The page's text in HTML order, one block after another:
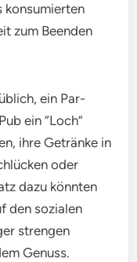
konsumierten
zum Beenden
ein Par-
ein “Loch”
ihre Getränke in
oder
dazu könnten
den sozialen
strengen
Genuss.